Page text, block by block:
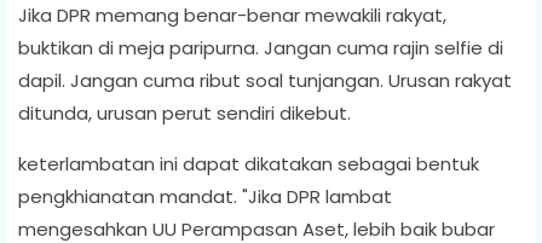
Jika DPR memang benar-benar mewakili rakyat,
buktikan di meja paripurna. Jangan cuma rajin selfie di
dapil. Jangan cuma ribut soal tunjangan. Urusan rakyat
ditunda, urusan perut sendiri dikebut.
keterlambatan ini dapat dikatakan sebagai bentuk
pengkhianatan mandat. "Jika DPR lambat
mengesahkan UU Perampasan Aset, lebih baik bubar